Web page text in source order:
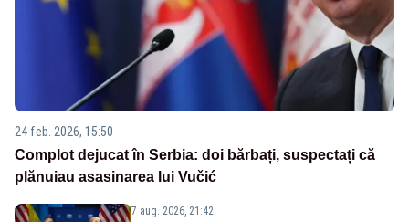
24 feb. 2026, 15:50
Complot dejucat în Serbia: doi bărbați, suspectați că
plănuiau asasinarea lui Vučić
7 aug. 2026, 21:42